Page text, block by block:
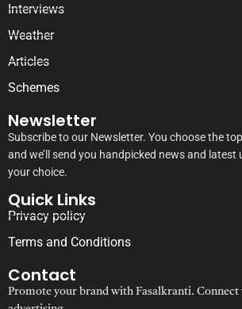
Interviews
Weather
Articles
Schemes
Newsletter
Subscribe to our Newsletter. You choose the
and we’ll send you handpicked news and latest
your choice.
Quick Links
Privacy policy
Terms and Conditions
Contact
Promote your brand with Fasalkranti.